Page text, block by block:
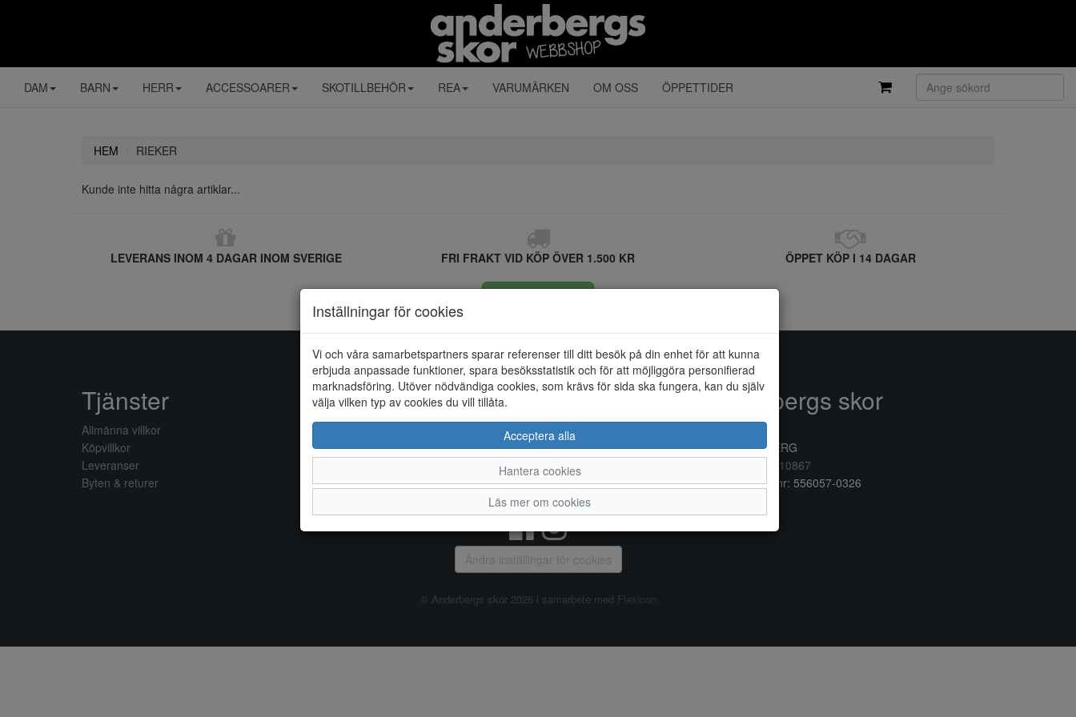
DAM BARN HERR ACCESSOARER SKOTILLBEHÖR REA VARUMÄRKEN OM OSS ÖPPETTIDER
HEM RIEKER
Kunde inte hitta några artiklar...
LEVERANS INOM 4 DAGAR INOM SVERIGE FRI FRAKT VID KÖP ÖVER 1.500 KR ÖPPET KÖP I 14 DAGAR
Inställningar för cookies
Vi och våra samarbetspartners sparar referenser till ditt besök på din enhet för att kunna
erbjuda anpassade funktioner, spara besöksstatistik och för att möjliggöra personifierad
marknadsföring. Utöver nödvändiga cookies, som krävs för sida ska fungera, kan du själv
välja vilken typ av cookies du vill tillåta.
Acceptera alla
Hantera cookies
Läs mer om cookies
Tjänster
Allmänna villkor
Köpvillkor
Leveranser
Byten & returer
Allmänt
Om oss
Öppettider
Anderbergs skor
432 41 VARBERG
0340/10867
Organisationsnr: 556057-0326
Ändra inställingar för cookies
© Anderbergs skor 2026 i samarbete med Flexicon